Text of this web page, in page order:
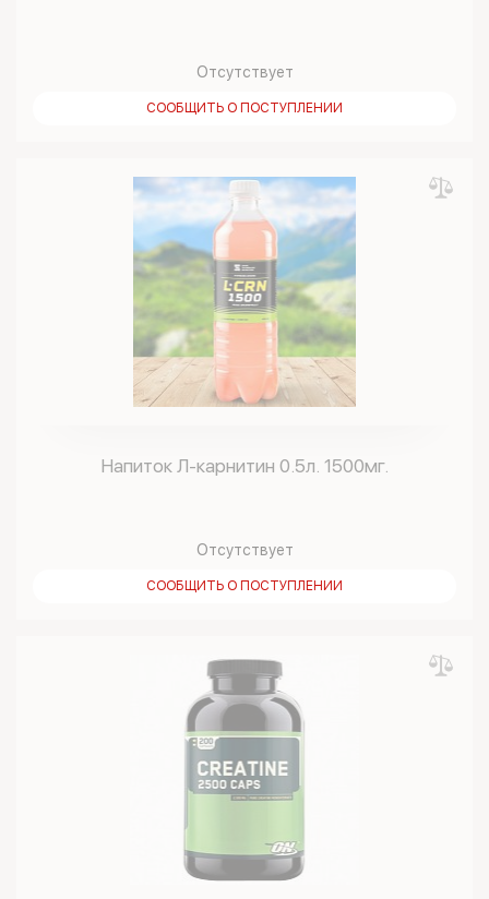
Отсутствует
СООБЩИТЬ О ПОСТУПЛЕНИИ
Напиток Л-карнитин 0.5л. 1500мг.
Отсутствует
СООБЩИТЬ О ПОСТУПЛЕНИИ